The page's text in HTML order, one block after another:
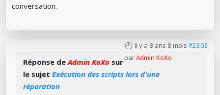
conversation.
il y a 8 ans 8 mois #2303
parAdmin KoXo
Réponse deAdmin KoXo sur
le sujet Exécution des scripts lors d'une
réparation